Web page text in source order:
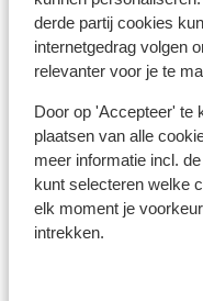
derde partij cookies
internetgedrag volgen
relevanter voor je te
Door op 'Accepteer' te
plaatsen van alle
meer informatie incl.
kunt selecteren welke
elk moment je
intrekken.